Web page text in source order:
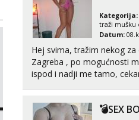
Čekam tvoj poziv!
tel:0,93€ -
Maja
Razgovaram :)
tel:0,93€ -
Obavijesti
Kategorija:
traži mušku
Datum:
Hej svima, tražim nekog
Zagreba , po mogućnosti mlađeg 🥰
ispod i nadji me tamo,
💣SEX